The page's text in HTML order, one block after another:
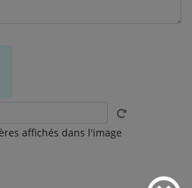
affichés dans l'image